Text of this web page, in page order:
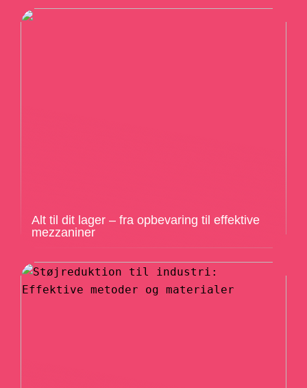
Alt til dit lager – fra opbevaring til effektive
mezzaniner